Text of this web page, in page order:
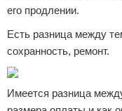
его продлении.
Есть разница между
сохранность, ремонт.
Имеется разница